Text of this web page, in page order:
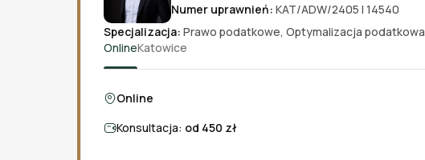
Numer uprawnień: KAT/ADW/2405 I 14540
Specjalizacja: Prawo podatkowe, Optymalizacja podatkowa
OnlineKatowice
Online
Konsultacja: od 450 zł